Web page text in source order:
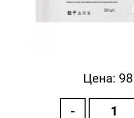
Цена: 98